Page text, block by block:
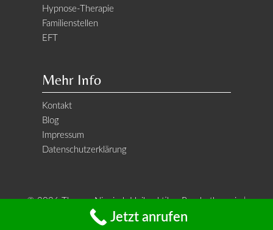
Hypnose-Therapie
Familienstellen
EFT
Mehr Info
Kontakt
Blog
Impressum
Datenschutzerklärung
© 2026 Thomas Niegisch Heilpraktiker Psychotherapie |
Webdesign:
Spektrum E| Fotografie: X
Jetzt anrufen